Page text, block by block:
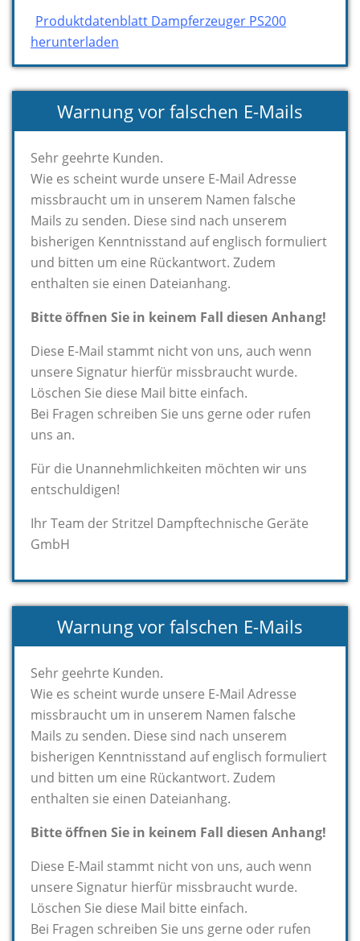
Produktdatenblatt Dampferzeuger PS200
herunterladen
Warnung vor falschen E-Mails
Sehr geehrte Kunden.
Wie es scheint wurde unsere E-Mail Adresse
missbraucht um in unserem Namen falsche
Mails zu senden. Diese sind nach unserem
bisherigen Kenntnisstand auf englisch formuliert
und bitten um eine Rückantwort. Zudem
enthalten sie einen Dateianhang.
Bitte öffnen Sie in keinem Fall diesen Anhang!
Diese E-Mail stammt nicht von uns, auch wenn
unsere Signatur hierfür missbraucht wurde.
Löschen Sie diese Mail bitte einfach.
Bei Fragen schreiben Sie uns gerne oder rufen
uns an.
Für die Unannehmlichkeiten möchten wir uns
entschuldigen!
Ihr Team der Stritzel Dampftechnische Geräte
GmbH
Warnung vor falschen E-Mails
Sehr geehrte Kunden.
Wie es scheint wurde unsere E-Mail Adresse
missbraucht um in unserem Namen falsche
Mails zu senden. Diese sind nach unserem
bisherigen Kenntnisstand auf englisch formuliert
und bitten um eine Rückantwort. Zudem
enthalten sie einen Dateianhang.
Bitte öffnen Sie in keinem Fall diesen Anhang!
Diese E-Mail stammt nicht von uns, auch wenn
unsere Signatur hierfür missbraucht wurde.
Löschen Sie diese Mail bitte einfach.
Bei Fragen schreiben Sie uns gerne oder rufen